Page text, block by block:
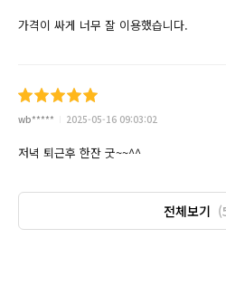
가격이 싸게 너무 잘 이용했습니다.
wb***** 2025-05-16 09:03:02
저녁 퇴근후 한잔 굿~~^^
전체보기